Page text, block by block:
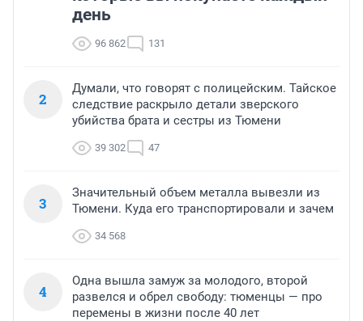
день
96 862 131
2
Думали, что говорят с полицейским. Тайское
следствие раскрыло детали зверского
убийства брата и сестры из Тюмени
39 302 47
3
Значительный объем металла вывезли из
Тюмени. Куда его транспортировали и зачем
34 568
4
Одна вышла замуж за молодого, второй
развелся и обрел свободу: тюменцы — про
перемены в жизни после 40 лет